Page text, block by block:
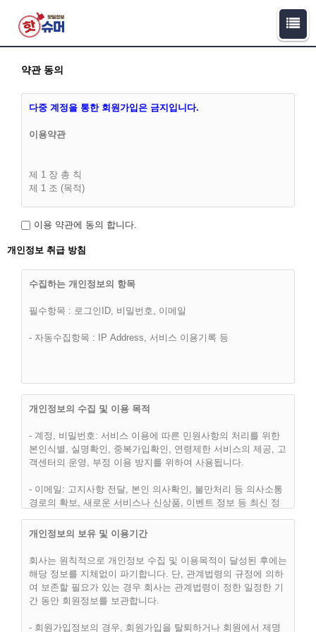
약관 동의
다중 계정을 통한 회원가입은 금지입니다.
이용약관
제 1 장 총 칙
제 1 조 (목적)
고객(이하 “회원”)간에 회사가 제공하는 서비스의 가입조건 및
으로 규정함을 목적으로 합니다.
자의 권리 또는 의무 등 중요한 규정의 개정은 사전에 공지합니
다.
(2) “핫슈머(hotsumer.com)”은 합리적인 사유가 발생될 경우에
는 이 약관을 변경할 수 있으며, 약관을 변경할 경우에는 지체
없이 이를 사전에 공지합니다.
(3) 이용고객은 변경된 약관에 동의하지 않으면, 언제나 "서비
스" 이용을 중단하고, 이용계약을 해지할 수 있습니다. 약관의
효력발생일 이후의 계속적인 "서비스" 이용은 약관의 변경사항
에 대한 이용고객의 동의로 간주됩니다.
제 3 조 (약관외 준칙)
이용 약관에 동의 합니다.
개인정보 취급 방침
수집하는 개인정보의 항목
필수항목 : 로그인ID, 비밀번호, 이메일
- 자동수집항목 : IP Address, 서비스 이용기록 등
개인정보의 수집 및 이용 목적
- 계정, 비밀번호: 서비스 이용에 따른 민원사항의 처리를 위한
본인식별, 실명확인, 중복가입확인, 연령제한 서비스의 제공, 고
객센터의 운영, 부정 이용 방지를 위하여 사용됩니다.
- 이메일: 고지사항 전달, 본인 의사확인, 불만처리 등 의사소통
경로의 확보, 새로운 서비스나 신상품, 이벤트 정보 등 최신 정
인가 사용방지, 통계학적 분석에 사용됩니다.
- 그 외 선택항목: 개인맞춤서비스를 제공하기 위한 자료로 사용
됩니다.
개인정보의 보유 및 이용기간
회사는 원칙적으로 개인정보 수집 및 이용목적이 달성된 후에는
해당 정보를 지체없이 파기합니다. 단, 관계법령의 규정에 의하
여 보존할 필요가 있는 경우 회사는 관계법령이 정한 일정한 기
간 동안 회원정보를 보관합니다.
- 회원가입정보의 경우, 회원가입을 탈퇴하거나 회원에서 제명